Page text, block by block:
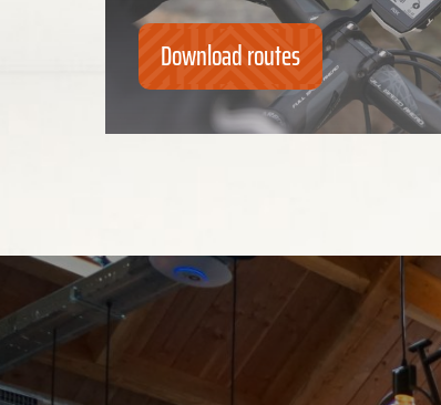
Download routes